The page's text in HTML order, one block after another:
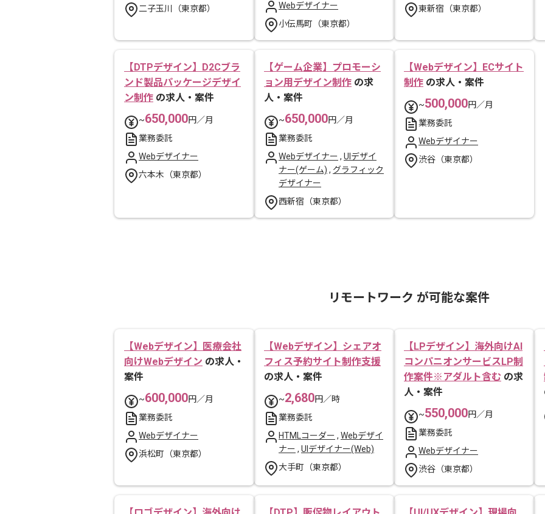
二子玉川（東京都）
Webデザイナー
小伝馬町（東京都）
東新宿（東京都）
【DTPデザイン】D2Cブラ
ンド製品パッケージデザイ
ン制作 の求人・案件
~650,000円／月
業務委託
Webデザイナー
六本木（東京都）
【ゲーム企業】プロモーシ
ョン用デザイン制作 の求
人・案件
~650,000円／月
業務委託
Webデザイナー , UIデザイ
ナー(ゲーム) , グラフィック
デザイナー
西新宿（東京都）
【Webデザイン】ECサイト
制作 の求人・案件
~500,000円／月
業務委託
Webデザイナー
渋谷（東京都）
リモートワーク が可能な案件
【Webデザイン】医療会社
向けWebデザイン の求人・
案件
~600,000円／月
業務委託
Webデザイナー
浜松町（東京都）
【Webデザイン】シェアオ
フィス予約サイト制作支援
の求人・案件
~2,680円／時
業務委託
HTMLコーダー , Webデザイ
ナー , UIデザイナー(Web)
大手町（東京都）
【LPデザイン】海外向けAI
コンパニオンサービスLP制
作案件※アダルト含む の求
人・案件
~550,000円／月
業務委託
Webデザイナー
渋谷（東京都）